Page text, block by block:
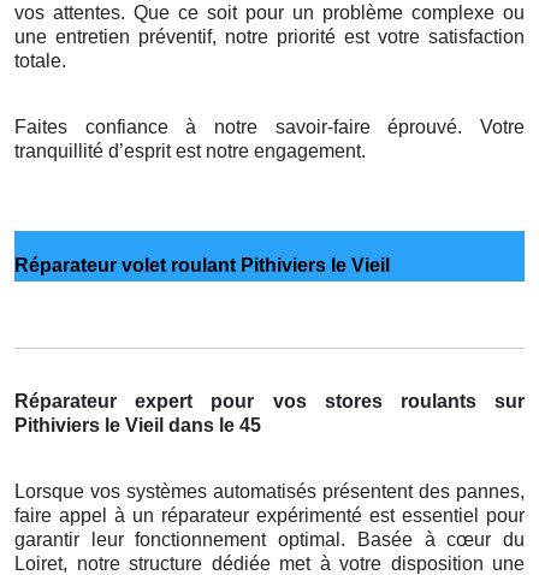
vos attentes. Que ce soit pour un problème complexe ou
une entretien préventif, notre priorité est votre satisfaction
totale.
Faites confiance à notre savoir-faire éprouvé. Votre
tranquillité d’esprit est notre engagement.
Réparateur volet roulant Pithiviers le Vieil
Réparateur expert pour vos stores roulants sur
Pithiviers le Vieil dans le 45
Lorsque vos systèmes automatisés présentent des pannes,
faire appel à un réparateur expérimenté est essentiel pour
garantir leur fonctionnement optimal. Basée à cœur du
Loiret, notre structure dédiée met à votre disposition une